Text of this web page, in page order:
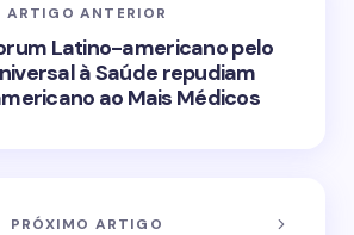
ARTIGO ANTERIOR
Latino-americano pelo
à Saúde repudiam
ao Mais Médicos
PRÓXIMO ARTIGO